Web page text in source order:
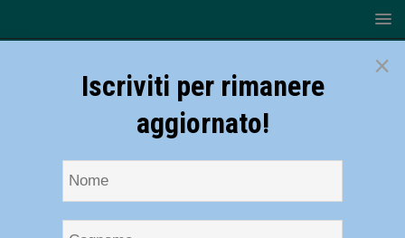
×
Iscriviti per rimanere
aggiornato!